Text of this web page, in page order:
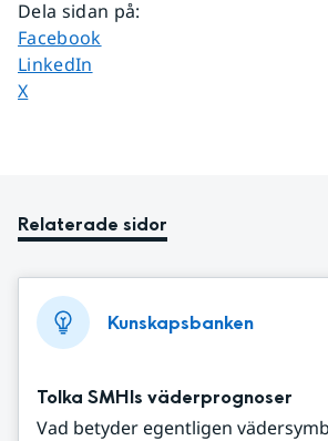
Dela sidan på:
Dela sidan på
Facebook
Dela sidan på
LinkedIn
Dela sidan på
X
Relaterade sidor
Kunskapsbanken
Tolka SMHIs väderprognoser
Vad betyder egentligen